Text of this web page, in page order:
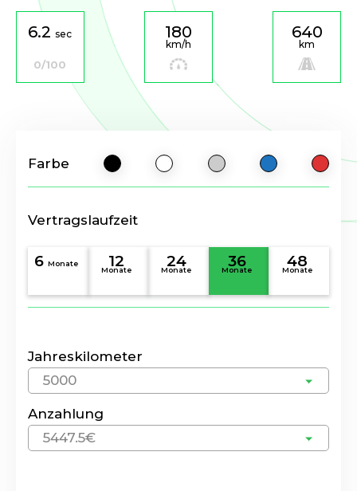
Farbe
Vertragslaufzeit
6 Monate 12
Monate 24
Monate 36
Monate 48
Monate
Jahreskilometer
5000
Anzahlung
5447.5€
6.2sec
0/100
180
km/h
640
km